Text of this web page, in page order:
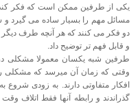
یکی از طرفین ممکن است که فکر
مسائل مهم را بسیار ساده می گیرد و
دو فکر می کنند که هر آنچه طرف
و قابل فهم تر توضیح داد.
طرفین شبه یکسان معمولا مشکلی
وقتی که زمان آن میرسد که مشکلی
افکار متفاوتی دارند. به زودی شروع
گذراندند و رابطه آنها فقط اتلاف